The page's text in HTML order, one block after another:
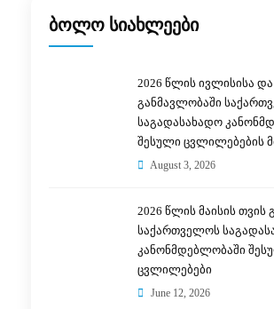
ბოლო სიახლეები
2026 წლის ივლისისა და ივნისის თვის
განმავლობაში
საგადასახადო
შესული ცვლილებების
August 3, 2026
2026 წლის მაისის თვის განმავლობაში
საქართველოს
კანონმდებლობაში
ცვლილებები
June 12, 2026